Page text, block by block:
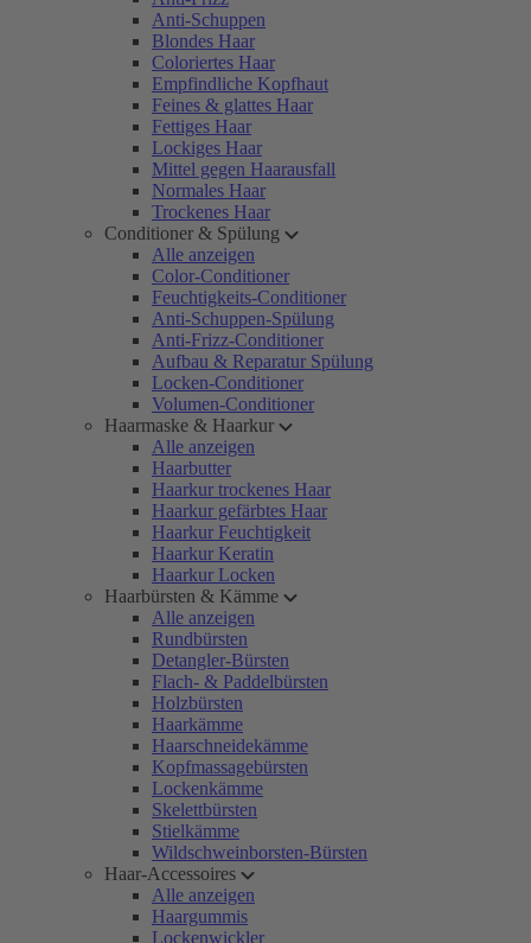
Anti-Schuppen
Blondes Haar
Coloriertes Haar
Empfindliche Kopfhaut
Feines & glattes Haar
Fettiges Haar
Lockiges Haar
Mittel gegen Haarausfall
Normales Haar
Trockenes Haar
Conditioner & Spülung
Alle anzeigen
Color-Conditioner
Feuchtigkeits-Conditioner
Anti-Schuppen-Spülung
Anti-Frizz-Conditioner
Aufbau & Reparatur Spülung
Locken-Conditioner
Volumen-Conditioner
Haarmaske & Haarkur
Alle anzeigen
Haarbutter
Haarkur trockenes Haar
Haarkur gefärbtes Haar
Haarkur Feuchtigkeit
Haarkur Keratin
Haarkur Locken
Haarbürsten & Kämme
Alle anzeigen
Rundbürsten
Detangler-Bürsten
Flach- & Paddelbürsten
Holzbürsten
Haarkämme
Haarschneidekämme
Kopfmassagebürsten
Lockenkämme
Skelettbürsten
Stielkämme
Wildschweinborsten-Bürsten
Haar-Accessoires
Alle anzeigen
Haargummis
Lockenwickler